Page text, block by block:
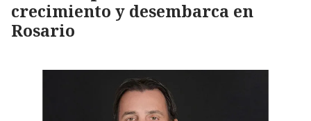
crecimiento y desembarca en
Rosario